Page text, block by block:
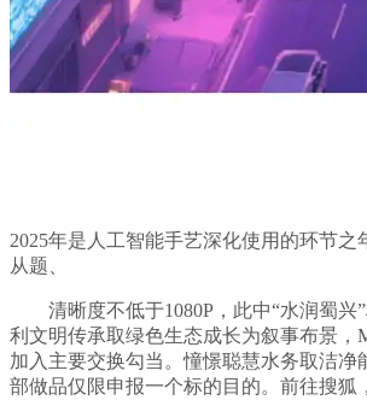
2025年是人工智能手艺深化使用的环节之
从题、
清晰度不低于1080P，此中“水润蜀兴”
利文明传承取绿色生态成长为叙事布景，
加入主要交换勾当。憧憬聪慧水务取洁净
部做品仅限申报一个标的目的。前往搜狐